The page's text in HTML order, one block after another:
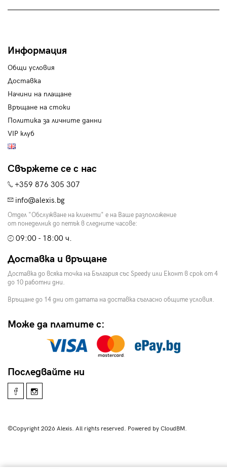
Информация
Общи условия
Доставка
Начини на плащане
Връщане на стоки
Политика за личните данни
VIP клуб
Свържете се с нас
+359 876 305 307
info@alexis.bg
Отдел "Обслужване на клиенти" е на Ваше разположение
от понеделник до петък в следните часове:
09:00 - 18:00 ч.
Доставка и връщане
Доставка до всяка точка на България със Speedy или Еконт в срок от 4
до 10 работни дни.
Връщане до 14 дни от датата на доставка съгласно общите условия.
Може да платите с:
Последвайте ни
©Copyright 2026 Alexis. All rights reserved. Powered by CloudBM.